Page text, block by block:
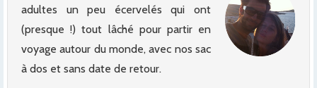
adultes un peu écervelés qui ont
(presque !) tout lâché pour partir en
voyage autour du monde, avec nos sac
à dos et sans date de retour.